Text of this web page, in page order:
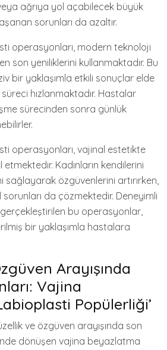
veya ağrıya yol açabilecek büyük
sorunları da azaltır.
operasyonları, modern teknoloji
son yeniliklerini kullanmaktadır. Bu
bir yaklaşımla etkili sonuçlar elde
hızlanmaktadır. Hastalar
sürecinden sonra günlük
operasyonları, vajinal estetikte
Kadınların kendilerini
sağlayarak özgüvenlerini artırırken,
da çözmektedir. Deneyimli
bu operasyonlar,
bir yaklaşımla hastalara
Arayışında
Vajina
Popülerliği’
ve özgüven arayışında son
dönüşen vajina beyazlatma